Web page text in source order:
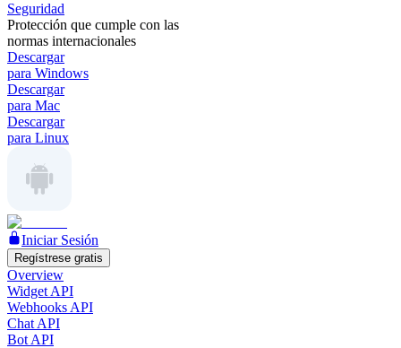
Seguridad
Protección que cumple con las
normas internacionales
Descargar
para Windows
Descargar
para Mac
Descargar
para Linux
Iniciar Sesión
Regístrese gratis
Overview
Widget API
Webhooks API
Chat API
Bot API